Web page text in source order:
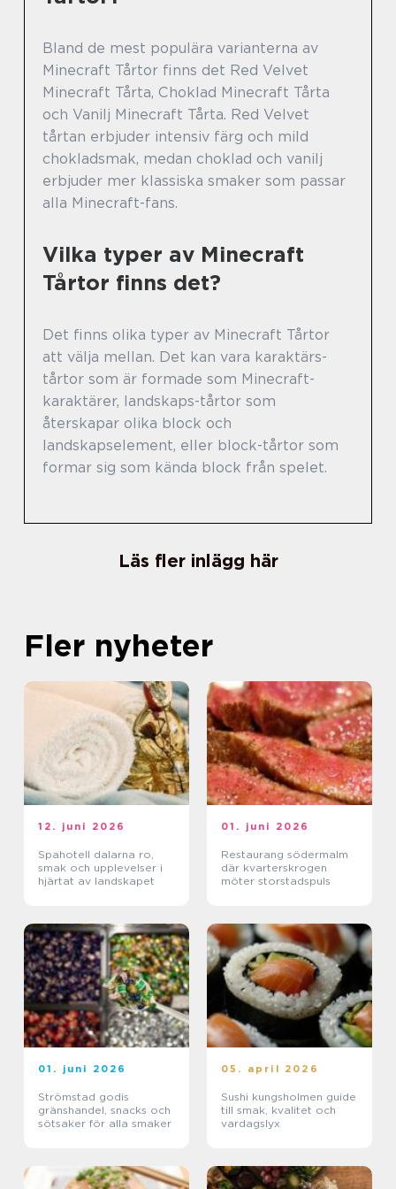
Bland de mest populära varianterna av
Minecraft Tårtor finns det Red Velvet
Minecraft Tårta, Choklad Minecraft Tårta
och Vanilj Minecraft Tårta. Red Velvet
tårtan erbjuder intensiv färg och mild
chokladsmak, medan choklad och vanilj
erbjuder mer klassiska smaker som passar
alla Minecraft-fans.
Vilka typer av Minecraft
Tårtor finns det?
Det finns olika typer av Minecraft Tårtor
att välja mellan. Det kan vara karaktärs-
tårtor som är formade som Minecraft-
karaktärer, landskaps-tårtor som
återskapar olika block och
landskapselement, eller block-tårtor som
formar sig som kända block från spelet.
Läs fler inlägg här
Fler nyheter
12. juni 2026
Spahotell dalarna ro,
smak och upplevelser i
hjärtat av landskapet
01. juni 2026
Restaurang södermalm
där kvarterskrogen
möter storstadspuls
01. juni 2026
Strömstad godis
gränshandel, snacks och
sötsaker för alla smaker
05. april 2026
Sushi kungsholmen guide
till smak, kvalitet och
vardagslyx